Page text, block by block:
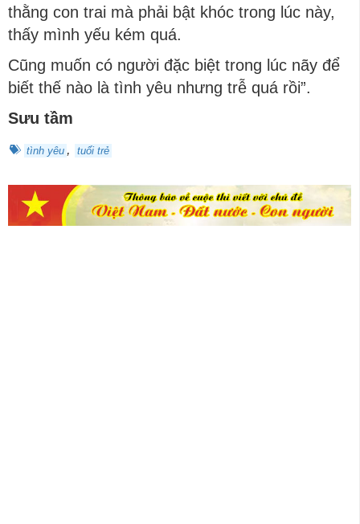
thằng con trai mà phải bật khóc trong lúc này,
thấy mình yếu kém quá.
Cũng muốn có người đặc biệt trong lúc nãy để
biết thế nào là tình yêu nhưng trễ quá rồi”.
Sưu tầm
tình yêu , tuổi trẻ